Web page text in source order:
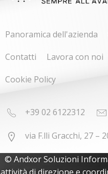
Panoramica dell'azienda
Contatti
Lavora con noi
Cookie Policy
+39 02 6122312
via F.lli Gracchi, 27 –
© Andxor Soluzioni